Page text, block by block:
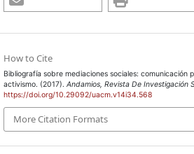
How to Cite
Bibliografía sobre mediaciones sociales:
activismo. (2017). Andamios, Revista De Investigación
https://doi.org/10.29092/uacm.v14i34.568
More Citation Formats